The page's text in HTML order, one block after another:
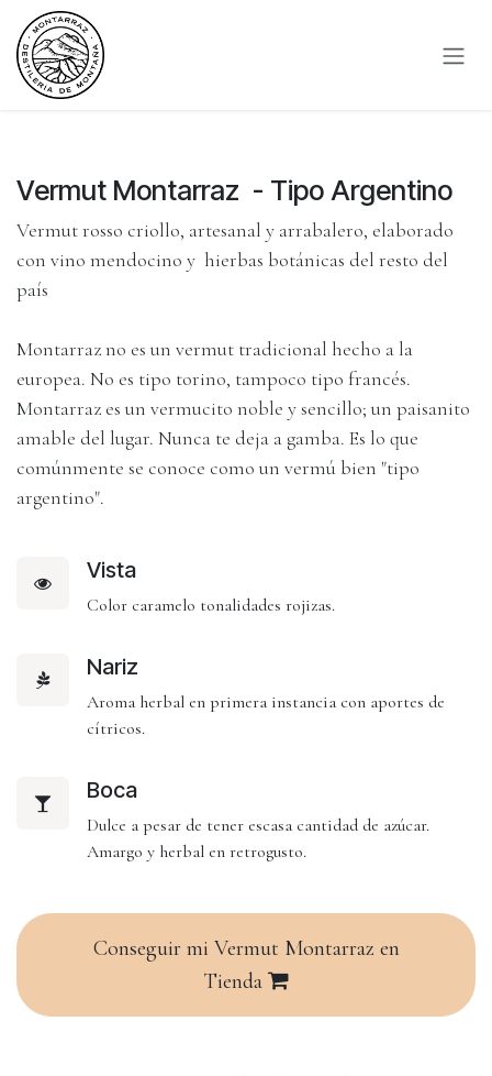
Ir al contenido
Vermut Montarraz - Tipo Argentino
Vermut rosso criollo, artesanal y arrabalero, elaborado
con vino mendocino y hierbas botánicas del resto del
país
Montarraz no es un vermut tradicional hecho a la
europea. No es tipo torino, tampoco tipo francés.
Montarraz es un vermucito noble y sencillo; un paisanito
amable del lugar. Nunca te deja a gamba. Es lo que
comúnmente se conoce como un vermú bien "tipo
argentino".
Vista
Color caramelo tonalidades rojizas.
Nariz
Aroma herbal en primera instancia con aportes de
cítricos.
Boca
Dulce a pesar de tener escasa cantidad de azúcar.
Amargo y herbal en retrogusto.
Conseguir mi Vermut Montarraz en
Tienda